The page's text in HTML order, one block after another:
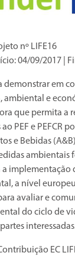
nº LIFE16
04/09/2017 |
demonstrar em
ambiental e
que permita a
PEF e PEFCR
e Bebidas
ambientais
implementação
a nível
avaliar e
do ciclo de
EC